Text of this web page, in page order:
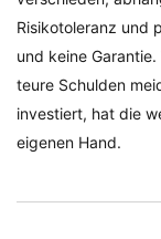
Risikotoleranz und
und keine
teure Schulden
investiert, hat die
eigenen Hand.